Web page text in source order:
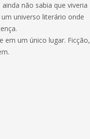
não sabia que viveria
universo literário onde
em um único lugar. Ficção,